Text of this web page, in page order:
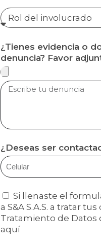
¿Tienes evidencia o
denuncia? Favor
¿Deseas ser
Si llenaste el
a S&A S.A.S. a tratar
Tratamiento de Datos
aquí